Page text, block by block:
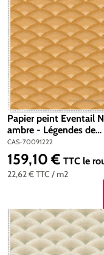
Papier peint Eventail
ambre - Légendes de
Casamance | Réf. CAS-
70091222
CAS-70091222
22,62 €TTC / m2
Prix régulier :
159,10 € TTC le